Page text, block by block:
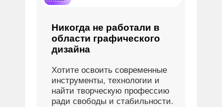
Никогда не работали в
области графического
дизайна
Хотите освоить современные
инструменты, технологии и
найти творческую профессию
ради свободы и стабильности.